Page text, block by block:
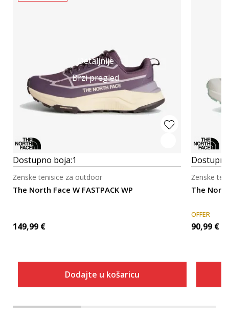
Detaljnije
Brzi pregled
Dostupno boja:1
The North Face W FASTPACK WP
Ženske tenisice za outdoor
149,99 €
Dodajte u košaricu
The
Ženske
OFFER
90,99 €